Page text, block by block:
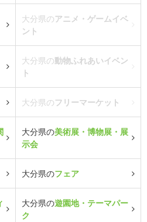
大分県のアニメ・ゲームイベ
ント
大分県の動物ふれあいイベン
ト
大分県のフリーマーケット
大分県の美術展・博物展・展
示会
大分県のフェア
大分県の遊園地・テーマパー
ク